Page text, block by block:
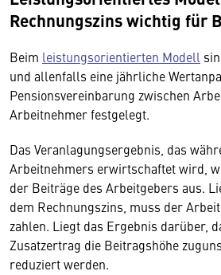
Rechnungszins wichtig für
Beim leistungsorientierten Modell
und allenfalls eine jährliche
Pensionsvereinbarung zwischen
Arbeitnehmer festgelegt.
Das Veranlagungsergebnis, das
Arbeitnehmers erwirtschaftet wird,
der Beiträge des Arbeitgebers aus.
dem Rechnungszins, muss der
zahlen. Liegt das Ergebnis darüber,
Zusatzertrag die Beitragshöhe
reduziert werden.